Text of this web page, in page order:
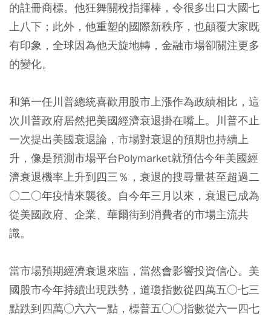
的註冊商標。他狂舞關稅指揮棒，令很多出口大國七
上八下；此外，他重塑的國際新秩序，也顛覆大家既
有印象，全球因為他天旋地轉，金融市場卻關注更多
的變化。
和第一任川普總統喜歡用股市上漲作為政績相比，這
次川普政府居然把美國經濟衰退掛在嘴上。川普不止
一次提出美國衰退論，市場對衰退的預期也持續上
升，像是預測市場平台Polymarket就預估今年美國經
濟衰退機率上升到四三％，衰退的搜尋量甚至超過二
○二○年疫情來襲後。自今年三月以來，衰退已成為
從美國政府、企業、華爾街到消費者的市場主流共
識。
當市場預期經濟衰退來臨，當然會影響投資信心。美
國股市今年持續出現跌勢，道瓊指數從四萬五○七三
點跌到四萬○六六一點，標普五○○指數從六一四七